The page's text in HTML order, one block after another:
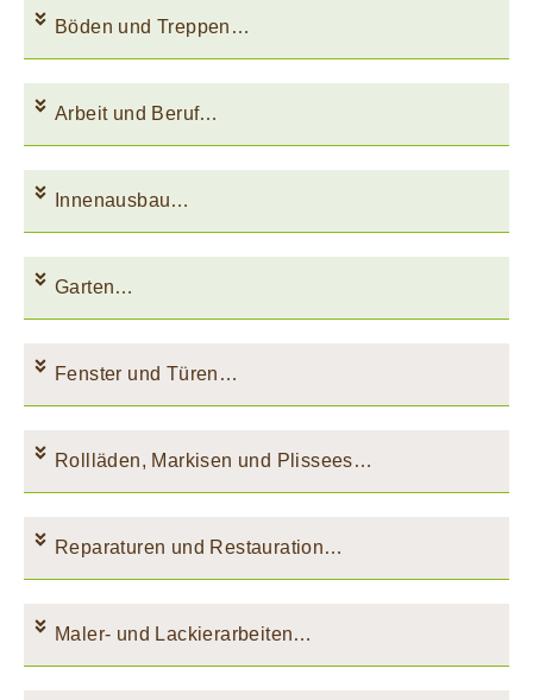
Böden und Treppen…
Arbeit und Beruf…
Innenausbau…
Garten…
Fenster und Türen…
Rollläden, Markisen und Plissees…
Reparaturen und Restauration…
Maler- und Lackierarbeiten…